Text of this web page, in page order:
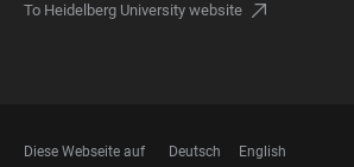
To Heidelberg University website
Diese Webseite auf Deutsch English